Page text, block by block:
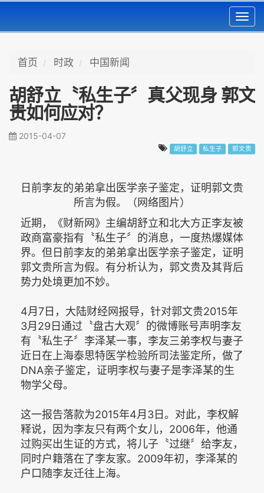
首页 时政 中国新闻
胡舒立〝私生子〞真父现身 郭文
贵如何应对？
2015-04-07
胡舒立 私生子 郭文贵
日前李友的弟弟拿出医学亲子鉴定，证明郭文贵
所言为假。（网络图片）
近期，《财新网》主编胡舒立和北大方正李友被
政商富豪指有〝私生子〞的消息，一度热爆媒体
界。但日前李友的弟弟拿出医学亲子鉴定，证明
郭文贵所言为假。有分析认为，郭文贵及其背后
势力处境更加不妙。
4月7日，大陆财经网报导，针对郭文贵2015年
3月29日通过〝盘古大观〞的微博账号声明李友
有〝私生子〞李泽某一事，李友三弟李权与妻子
近日在上海泰思特医学检验所司法鉴定所，做了
DNA亲子鉴定，证明李权与妻子是李泽某的生
物学父母。
这一报告落款为2015年4月3日。对此，李权解
释说，因为李友只有两个女儿，2006年，他通
过购买出生证的方式，将儿子〝过继〞给李友，
同时户籍落在了李友家。2009年初，李泽某的
户口随李友迁往上海。